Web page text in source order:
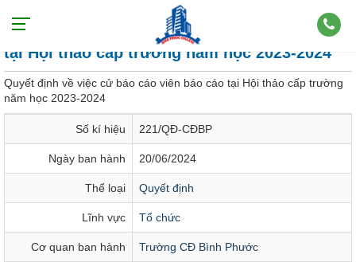
Quyết định về việc cử báo cáo viên báo cáo
tại Hội thảo cấp trường năm học 2023-2024
Quyết định về việc cử báo cáo viên báo cáo tại Hội thảo cấp trường
năm học 2023-2024
Số kí hiệu 221/QĐ-CĐBP
Ngày ban hành 20/06/2024
Thể loại Quyết định
Lĩnh vực Tổ chức
Cơ quan ban hành Trường CĐ Bình Phước